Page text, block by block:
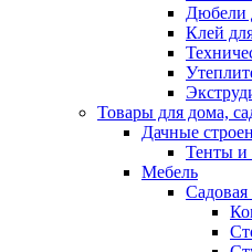
Дюбели
Клей
Товары для дома,
Дачные
Тенты
Мебель
Садовая